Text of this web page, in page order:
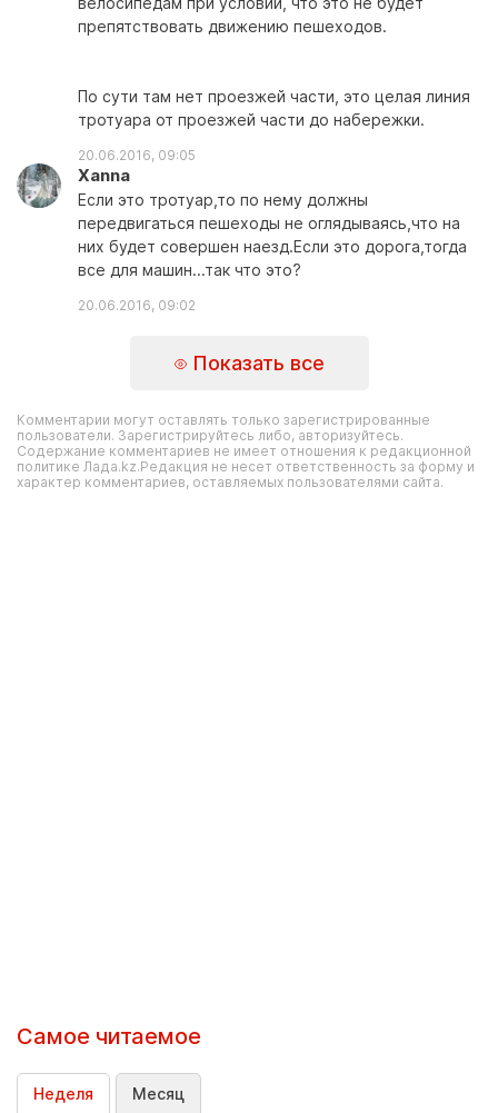
препятствовать движению пешеходов.
По сути там нет проезжей части, это целая линия
тротуара от проезжей части до набережки.
20.06.2016, 09:05
Xanna
Если это тротуар,то по нему должны
передвигаться пешеходы не оглядываясь,что на
них будет совершен наезд.Если это дорога,тогда
все для машин...так что это?
20.06.2016, 09:02
Показать все
Комментарии могут оставлять только зарегистрированные
пользователи. Зарегистрируйтесь либо, авторизуйтесь.
Содержание комментариев не имеет отношения к редакционной
политике Лада.kz.Редакция не несет ответственность за форму и
характер комментариев, оставляемых пользователями сайта.
Самое читаемое
Неделя Месяц